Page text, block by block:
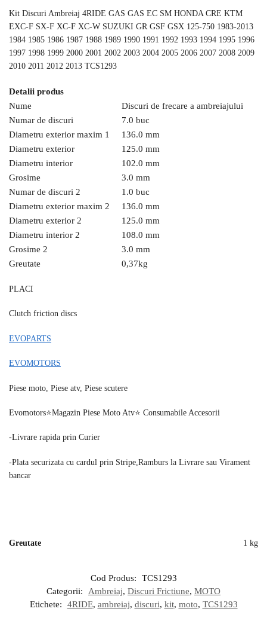
Kit Discuri Ambreiaj 4RIDE GAS GAS EC SM HONDA CRE KTM
EXC-F SX-F XC-F XC-W SUZUKI GR GSF GSX 125-750 1983-2013
1984 1985 1986 1987 1988 1989 1990 1991 1992 1993 1994 1995 1996
1997 1998 1999 2000 2001 2002 2003 2004 2005 2006 2007 2008 2009
2010 2011 2012 2013 TCS1293
Detalii produs
Nume
Discuri de frecare a ambreiajului
Numar de discuri
7.0 buc
Diametru exterior maxim 1
136.0 mm
Diametru exterior
125.0 mm
Diametru interior
102.0 mm
Grosime
3.0 mm
Numar de discuri 2
1.0 buc
Diametru exterior maxim 2
136.0 mm
Diametru exterior 2
125.0 mm
Diametru interior 2
108.0 mm
Grosime 2
3.0 mm
Greutate
0,37kg
PLACI
Clutch friction discs
EVOPARTS
EVOMOTORS
Piese moto, Piese atv, Piese scutere
Evomotors⭐️Magazin Piese Moto Atv⭐️ Consumabile Accesorii
-Livrare rapida prin Curier
-Plata securizata cu cardul prin Stripe,Ramburs la Livrare sau Virament
bancar
Greutate 1 kg
Cod Produs:
TCS1293
Categorii:
Ambreiaj, Discuri Frictiune, MOTO
Etichete:
4RIDE, ambreiaj, discuri, kit, moto, TCS1293